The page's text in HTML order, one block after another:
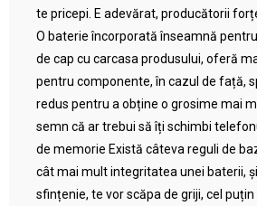
te pricepi. E adevărat, producătorii
O baterie încorporată înseamnă
de cap cu carcasa produsului, oferă
pentru componente, în cazul de față,
redus pentru a obține o grosime mai
semn că ar trebui să îți schimbi
de memorie Există câteva reguli de
cât mai mult integritatea unei baterii,
sfințenie, te vor scăpa de griji, cel